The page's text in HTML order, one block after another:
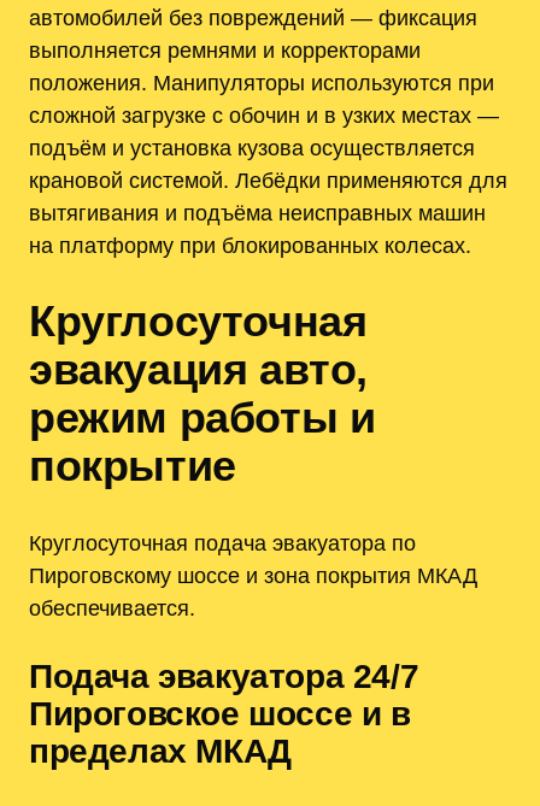
автомобилей без повреждений — фиксация
выполняется ремнями и корректорами
положения. Манипуляторы используются при
сложной загрузке с обочин и в узких местах —
подъём и установка кузова осуществляется
крановой системой. Лебёдки применяются для
вытягивания и подъёма неисправных машин
на платформу при блокированных колесах.
Круглосуточная
эвакуация авто,
режим работы и
покрытие
Круглосуточная подача эвакуатора по
Пироговскому шоссе и зона покрытия МКАД
обеспечивается.
Подача эвакуатора 24/7
Пироговское шоссе и в
пределах МКАД